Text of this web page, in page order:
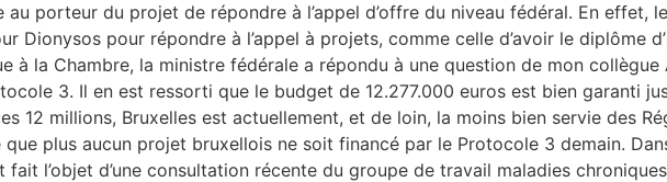
porteur du projet de répondre à l’appel d’offre du niveau fédéral. En effet,
Dionysos pour répondre à l’appel à projets, comme celle d’avoir le diplôme
à la Chambre, la ministre fédérale a répondu à une question de mon
3. Il en est ressorti que le budget de 12.277.000 euros est bien garanti
12 millions, Bruxelles est actuellement, et de loin, la moins bien servie des
plus aucun projet bruxellois ne soit financé par le Protocole 3 demain.
l’objet d’une consultation récente du groupe de travail maladies